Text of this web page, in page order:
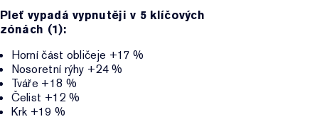
Pleť vypadá vypnutěji v 5 klíčových
zónách (1):
Horní část obličeje +17 %
Nosoretní rýhy +24 %
Tváře +18 %
Čelist +12 %
Krk +19 %